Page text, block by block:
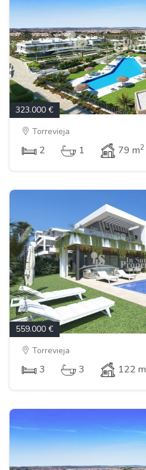
323.000 €
Torrevieja
2 1 79 m2
559.000 €
Torrevieja
3 3 122 m